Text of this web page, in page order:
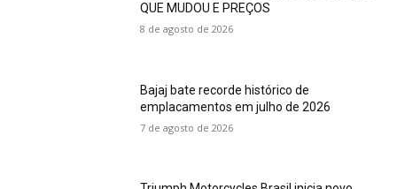
QUE MUDOU E PREÇOS
8 de agosto de 2026
Bajaj bate recorde histórico de
emplacamentos em julho de 2026
7 de agosto de 2026